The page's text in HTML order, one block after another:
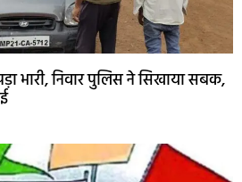
भारी, निवार पुलिस ने सिखाया सबक,